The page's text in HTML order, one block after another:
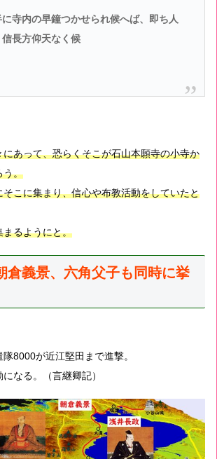
寺内の早鐘つかせられ候へば、即ち人
長方仰天なく候
あって、恐らくそこが石山本願寺の小寺か
う。
こに集まり、信心や布教活動をしていたと
まるようにと。
倉義景、六角父子も同時に挙
8000が近江堅田まで進撃。
なる。（言継卿記）